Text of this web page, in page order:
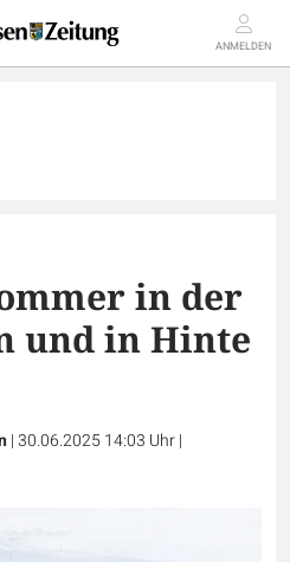
ANMELDEN
in der
und in Hinte
|30.06.2025 14:03 Uhr|